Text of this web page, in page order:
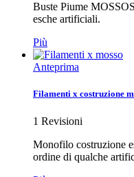
Buste Piume
esche artificiali.
Più
Anteprima
Filamenti x costruzione
1 Revisioni
Monofilo costruzione
ordine di qualche